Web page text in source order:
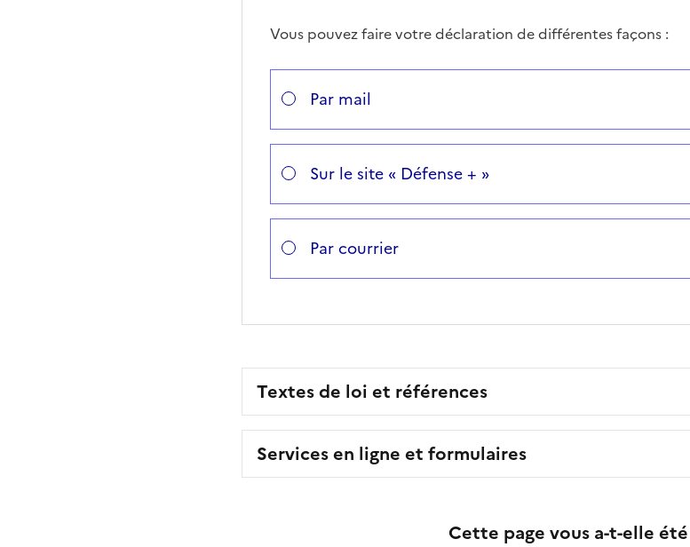
Vous pouvez faire votre déclaration de différentes façons :
Répondez aux questions successives et les réponses
Vous avez choisi
Par mail
Sur le site « Défense + »
Par courrier
Textes de loi et références
Services en ligne et formulaires
Cette page vous a-t-elle